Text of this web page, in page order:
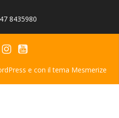
8435980
e con il tema Mesmerize